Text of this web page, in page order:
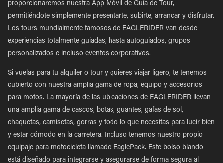
proporcionaremos nuestra App Móvil de Guía de Tour,
permitiéndote simplemente presentarte, subirte, arrancar y disfrutar.
Los tours mundialmente famosos de EAGLERIDER van desde
experiencias totalmente guiadas, hasta autoguiados, grupos
personalizados e incluso eventos corporativos.
Si vuelas para tu alquiler o tour y quieres viajar ligero, te tenemos
cubierto con nuestra amplia gama de ropa, equipo y accesorios
para motos. La mayoría de las ubicaciones de EAGLERIDER llevan
una amplia gama de cascos, botas, guantes, gafas de sol,
chaquetas, camisetas, gorras y todo lo que necesitas para lucir bien
y estar cómodo en la carretera. Incluso tenemos nuestro propio
equipaje para motocicleta llamado EaglePack. Este bolso blando
está diseñado para integrarse y asegurarse de forma segura al